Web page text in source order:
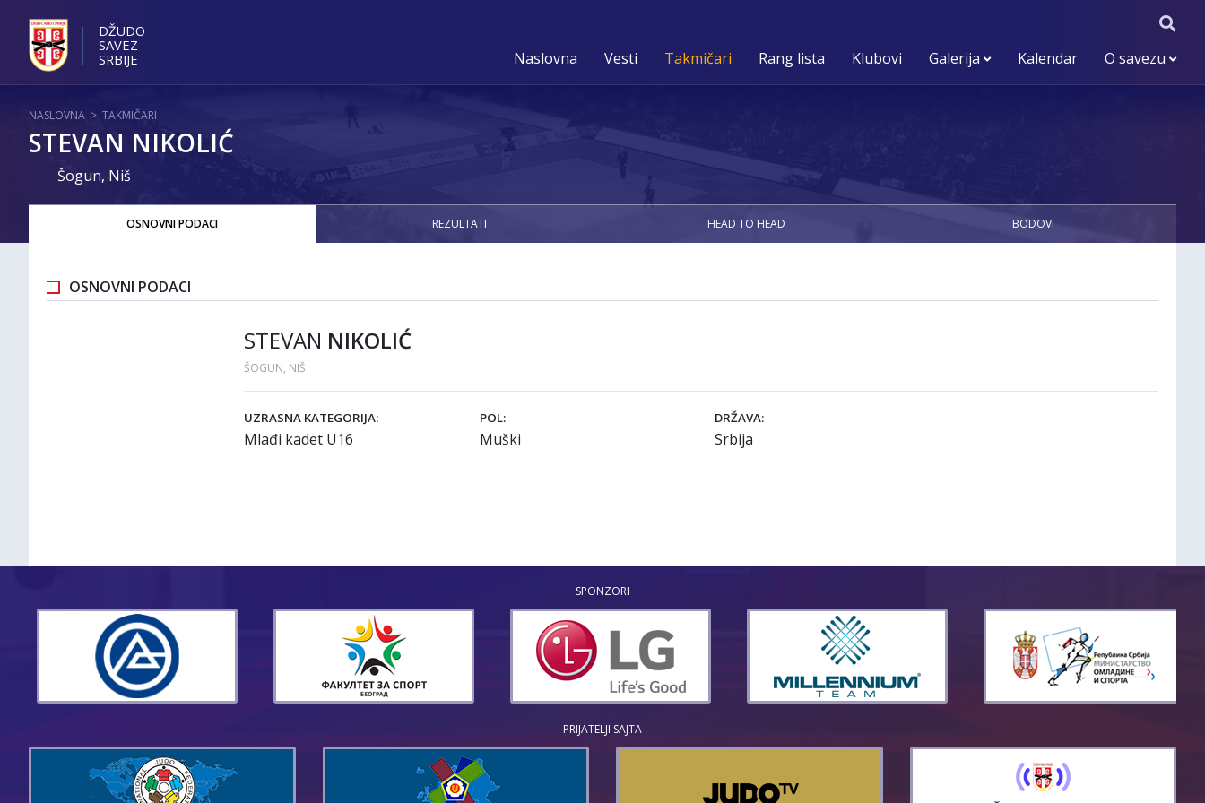
DŽUDO
SAVEZ
SRBIJE
Naslovna Vesti Takmičari Rang lista Klubovi Galerija Kalendar O savezu
NASLOVNA > TAKMIČARI
STEVAN NIKOLIĆ
Šogun, Niš
OSNOVNI PODACI REZULTATI HEAD TO HEAD BODOVI
OSNOVNI PODACI
STEVAN NIKOLIĆ
ŠOGUN, NIŠ
UZRASNA KATEGORIJA:
Mlađi kadet U16
POL:
Muški
DRŽAVA:
Srbija
SPONZORI
PRIJATELJI SAJTA